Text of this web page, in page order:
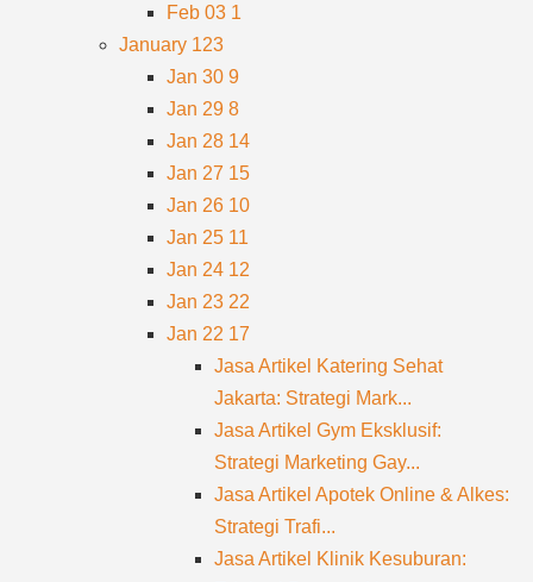
Feb 03 1
January 123
Jan 30 9
Jan 29 8
Jan 28 14
Jan 27 15
Jan 26 10
Jan 25 11
Jan 24 12
Jan 23 22
Jan 22 17
Jasa Artikel Katering Sehat
Jakarta: Strategi Mark...
Jasa Artikel Gym Eksklusif:
Strategi Marketing Gay...
Jasa Artikel Apotek Online & Alkes:
Strategi Trafi...
Jasa Artikel Klinik Kesuburan: